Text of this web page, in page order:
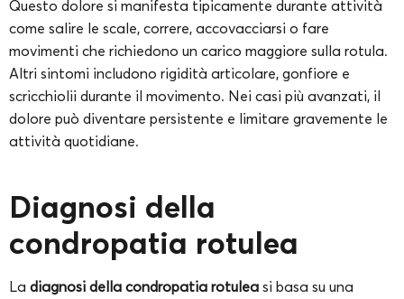
Questo dolore si manifesta tipicamente durante attività
come salire le scale, correre, accovacciarsi o fare
movimenti che richiedono un carico maggiore sulla rotula.
Altri sintomi includono rigidità articolare, gonfiore e
scricchiolii durante il movimento. Nei casi più avanzati, il
dolore può diventare persistente e limitare gravemente le
attività quotidiane.
Diagnosi della
condropatia rotulea
La diagnosi della condropatia rotulea si basa su una